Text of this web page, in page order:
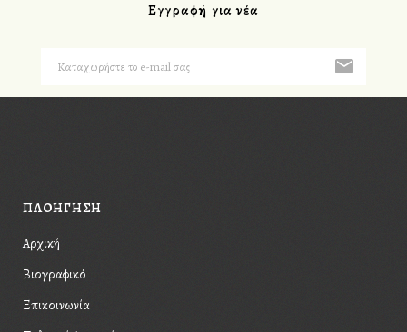
Εγγραφή για νέα
ΠΛΟΗΓΗΣΗ
Αρχική
Βιογραφικό
Επικοινωνία